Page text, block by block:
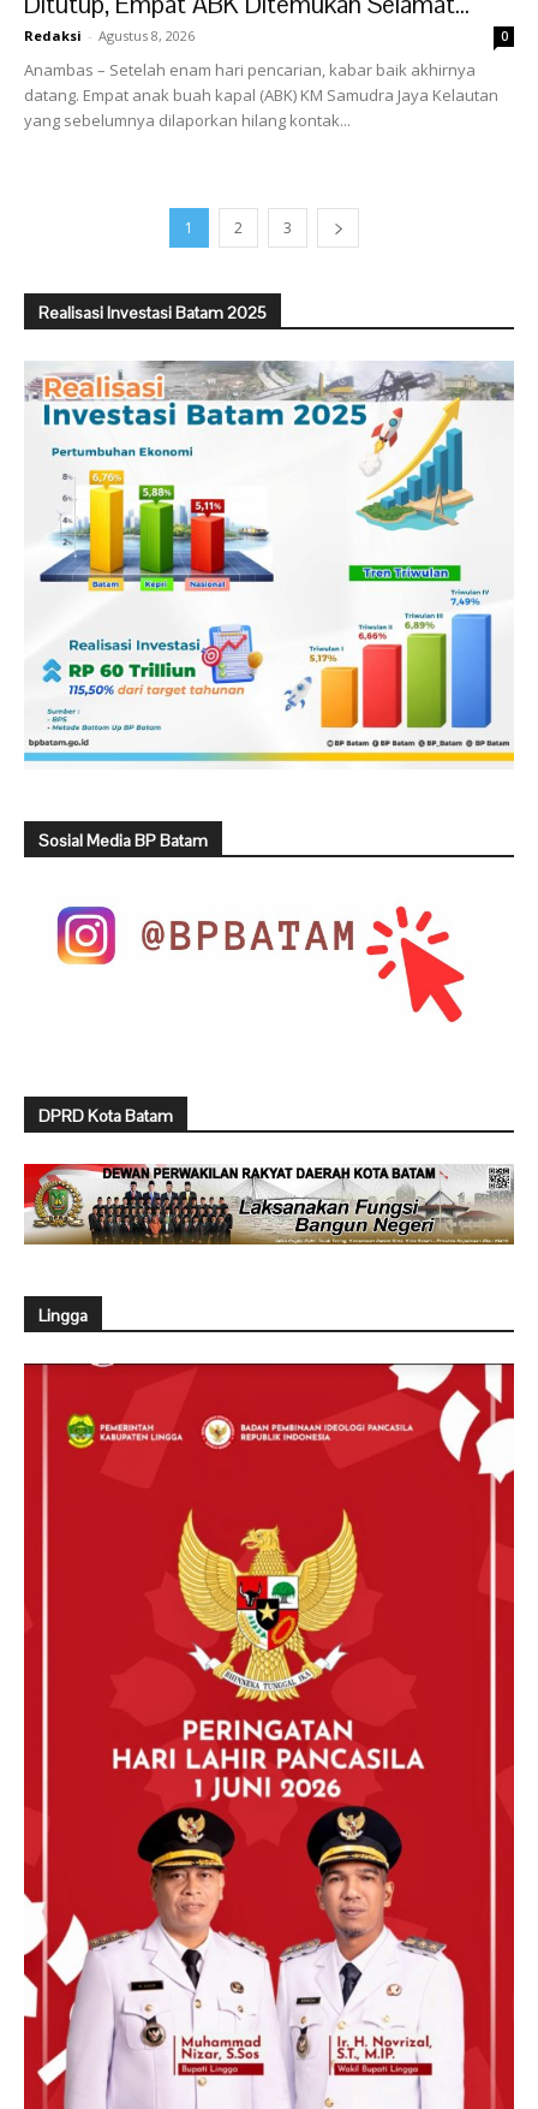
Redaksi - Agustus 8, 2026 0
Anambas – Setelah enam hari pencarian, kabar baik akhirnya
datang. Empat anak buah kapal (ABK) KM Samudra Jaya Kelautan
yang sebelumnya dilaporkan hilang kontak...
1 2 3
Realisasi Investasi Batam 2025
Sosial Media BP Batam
DPRD Kota Batam
Lingga